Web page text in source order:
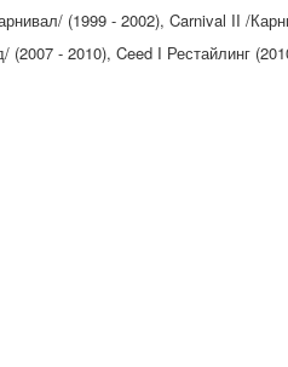
(1999 - 2002), Carnival II /
(2007 - 2010), Ceed I Рестайлинг